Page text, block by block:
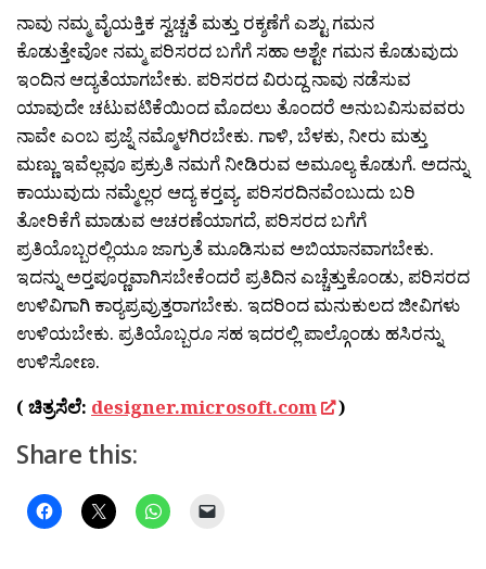
ನಾವು ನಮ್ಮ ವೈಯಕ್ತಿಕ ಸ್ವಚ್ಚತೆ ಮತ್ತು ರಕ್ಶಣೆಗೆ ಎಶ್ಟು ಗಮನ
ಕೊಡುತ್ತೇವೋ ನಮ್ಮ ಪರಿಸರದ ಬಗೆಗೆ ಸಹಾ ಅಶ್ಟೇ ಗಮನ ಕೊಡುವುದು
ಇಂದಿನ ಆದ್ಯತೆಯಾಗಬೇಕು. ಪರಿಸರದ ವಿರುದ್ದ ನಾವು ನಡೆಸುವ
ಯಾವುದೇ ಚಟುವಟಿಕೆಯಿಂದ ಮೊದಲು ತೊಂದರೆ ಅನುಬವಿಸುವವರು
ನಾವೇ ಎಂಬ ಪ್ರಜ್ನೆ ನಮ್ಮೊಳಗಿರಬೇಕು. ಗಾಳಿ, ಬೆಳಕು, ನೀರು ಮತ್ತು
ಮಣ್ಣು ಇವೆಲ್ಲವೂ ಪ್ರಕ್ರುತಿ ನಮಗೆ ನೀಡಿರುವ ಅಮೂಲ್ಯ ಕೊಡುಗೆ. ಅದನ್ನು
ಕಾಯುವುದು ನಮ್ಮೆಲ್ಲರ ಆದ್ಯ ಕರ್‍ತವ್ಯ. ಪರಿಸರದಿನವೆಂಬುದು ಬರಿ
ತೋರಿಕೆಗೆ ಮಾಡುವ ಆಚರಣೆಯಾಗದೆ, ಪರಿಸರದ ಬಗೆಗೆ
ಪ್ರತಿಯೊಬ್ಬರಲ್ಲಿಯೂ ಜಾಗ್ರುತೆ ಮೂಡಿಸುವ ಅಬಿಯಾನವಾಗಬೇಕು.
ಇದನ್ನು ಅರ್‍ತಪೂರ್‍ಣವಾಗಿಸಬೇಕೆಂದರೆ ಪ್ರತಿದಿನ ಎಚ್ಚೆತ್ತುಕೊಂಡು, ಪರಿಸರದ
ಉಳಿವಿಗಾಗಿ ಕಾರ್‍ಯಪ್ರವ್ರುತ್ತರಾಗಬೇಕು. ಇದರಿಂದ ಮನುಕುಲದ ಜೀವಿಗಳು
ಉಳಿಯಬೇಕು. ಪ್ರತಿಯೊಬ್ಬರೂ ಸಹ ಇದರಲ್ಲಿ ಪಾಲ್ಗೊಂಡು ಹಸಿರನ್ನು
ಉಳಿಸೋಣ.
( ಚಿತ್ರಸೆಲೆ: designer.microsoft.com )
Share this: